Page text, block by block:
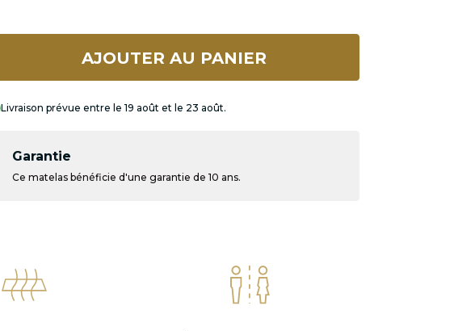
AJOUTER AU PANIER
Livraison prévue entre le 19 août et le 23 août.
Garantie
Ce matelas bénéficie d'une garantie de 10 ans.